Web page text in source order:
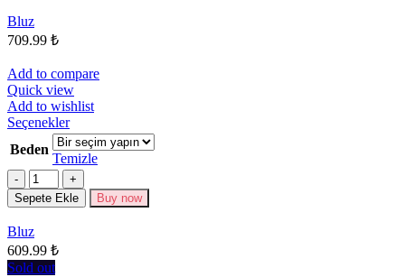
Bluz
709.99 ₺
Add to compare
Quick view
Add to wishlist
SeçeneklerBu
ürünün
birden
fazla
varyasyonu
var.
Beden
Temizle
Miktar
Sepete Ekle Buy now
Bluz
609.99 ₺
Sold out